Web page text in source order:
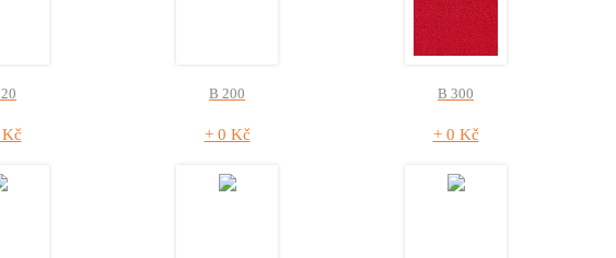
B 200
+ 0 Kč
B 300
+ 0 Kč